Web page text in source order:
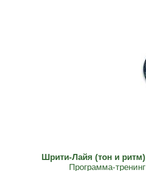
Шрити-Лайя (тон и ритм)
Программа-тренинг